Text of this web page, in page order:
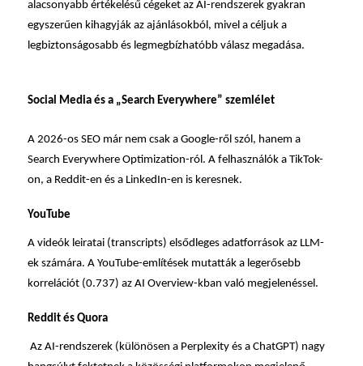
alacsonyabb értékelésű cégeket az AI-rendszerek gyakran
egyszerűen kihagyják az ajánlásokból, mivel a céljuk a
legbiztonságosabb és legmegbízhatóbb válasz megadása.
Social Media és a „Search Everywhere” szemlélet
A 2026-os SEO már nem csak a Google-ről szól, hanem a
Search Everywhere Optimization-ról. A felhasználók a TikTok-
on, a Reddit-en és a LinkedIn-en is keresnek.
YouTube
A videók leiratai (transcripts) elsődleges adatforrások az LLM-
ek számára. A YouTube-említések mutatták a legerősebb
korrelációt (0.737) az AI Overview-kban való megjelenéssel.
Reddit és Quora
Az AI-rendszerek (különösen a Perplexity és a ChatGPT) nagy